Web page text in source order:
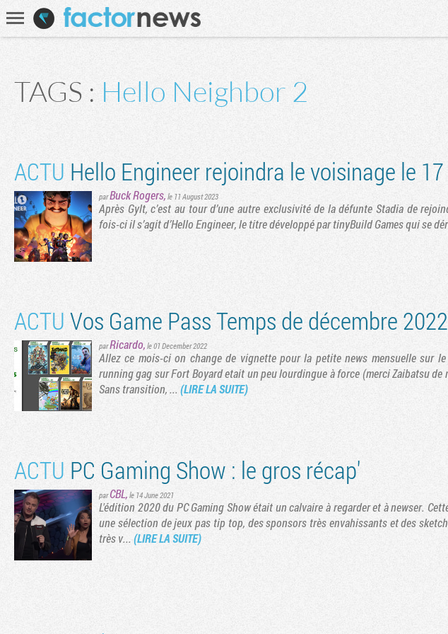
TAGS : Hello Neighbor 2
ACTU Hello Engineer rejoindra le voisinage le
parBuck Rogers, le 11 August 2023
Après Gylt, c’est au tour d’une autre exclusivité de la défunte Stadia de
fois-ci il s’agit d’Hello Engineer, le titre développé par tinyBuild Games qui se
ACTU Vos Game Pass Temps de décembre 2022
parRicardo, le 01 December 2022
Allez ce mois-ci on change de vignette pour la petite news mensuelle sur
running gag sur Fort Boyard etait un peu lourdingue à force (merci Zaibatsu
Sans transition, ... (LIRE LA SUITE)
ACTU PC Gaming Show : le gros récap'
parCBL, le 14 June 2021
L'édition 2020 du PC Gaming Show était un calvaire à regarder et à newser.
une sélection de jeux pas tip top, des sponsors très envahissants et des
très v...(LIRE LA SUITE)